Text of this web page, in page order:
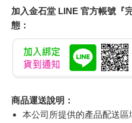
加入金石堂 LINE 官方帳號『
態：
商品運送說明：
本公司所提供的產品配送